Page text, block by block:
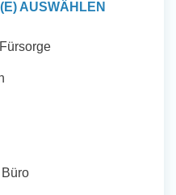
Sammeln
AUSWÄHLEN